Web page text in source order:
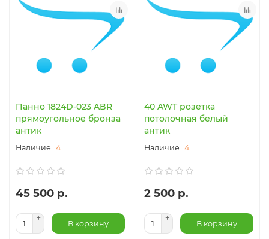
Панно 1824D-023 ABR
прямоугольное бронза
антик
4
45 500 р.
В корзину
40 AWT розетка
потолочная белый
антик
4
2 500 р.
В корзину